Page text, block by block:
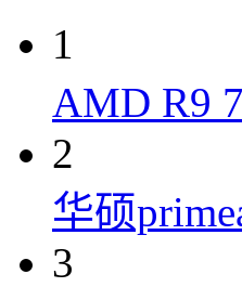
1
AMD R9
2
华硕
3